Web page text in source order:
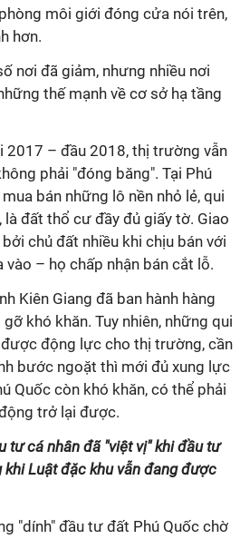
môi giới đóng cửa nói trên,
hơn.
nơi đã giảm, nhưng nhiều nơi
thế mạnh về cơ sở hạ tầng
2017 – đầu 2018, thị trường vẫn
phải "đóng băng". Tại Phú
bán những lô nền nhỏ lẻ, qui
đất thổ cư đầy đủ giấy tờ. Giao
chủ đất nhiều khi chịu bán với
– họ chấp nhận bán cắt lỗ.
Kiên Giang đã ban hành hàng
khó khăn. Tuy nhiên, những qui
động lực cho thị trường, cần
bước ngoặt thì mới đủ xung lực
Quốc còn khó khăn, có thể phải
trở lại được.
tư cá nhân đã "việt vị" khi đầu tư
khi Luật đặc khu vẫn đang được
"dính" đầu tư đất Phú Quốc chờ